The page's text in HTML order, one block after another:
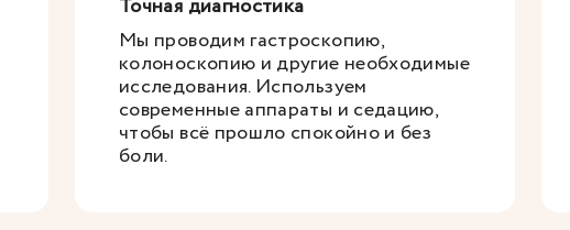
Точная диагностика
Мы проводим гастроскопию,
колоноскопию и другие необходимые
исследования. Используем
современные аппараты и седацию,
чтобы всё прошло спокойно и без
боли.